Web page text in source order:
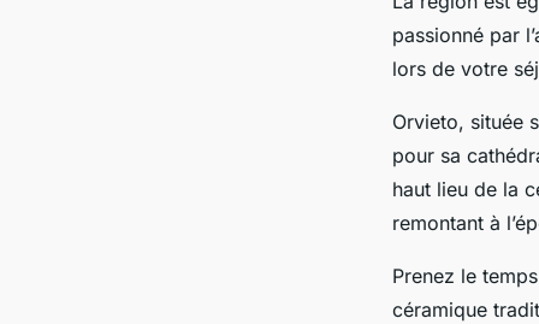
passionné par
lors de votre
Orvieto, située
pour sa
haut lieu de la
remontant à
Prenez le
céramique